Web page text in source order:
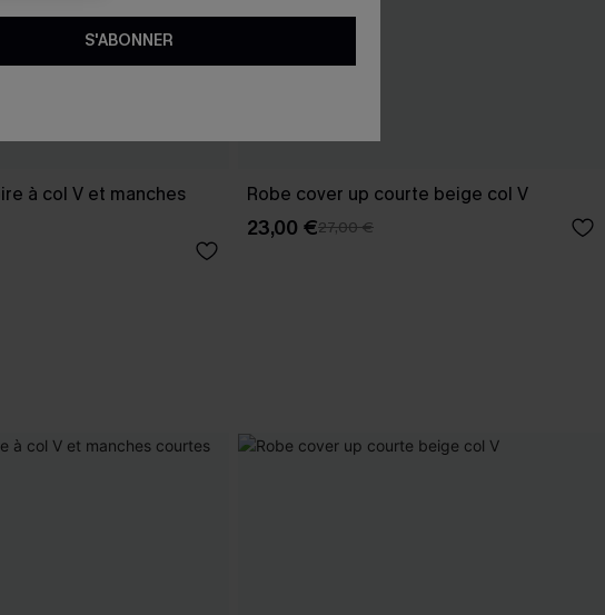
à col V et manches
Robe cover up courte beige col V
23,00 €27,00 €
S'ABONNER